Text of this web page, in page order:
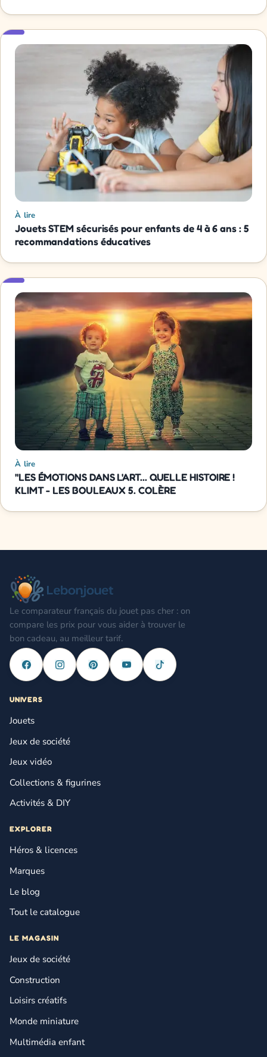
À lire
Jouets STEM sécurisés pour enfants de 4 à 6 ans : 5
recommandations éducatives
À lire
"LES ÉMOTIONS DANS L'ART... QUELLE HISTOIRE !
KLIMT - LES BOULEAUX 5. COLÈRE
Le comparateur français du jouet pas cher : on
compare les prix pour vous aider à trouver le
bon cadeau, au meilleur tarif.
UNIVERS
Jouets
Jeux de société
Jeux vidéo
Collections & figurines
Activités & DIY
EXPLORER
Héros & licences
Marques
Le blog
Tout le catalogue
LE MAGASIN
Jeux de société
Construction
Loisirs créatifs
Monde miniature
Multimédia enfant